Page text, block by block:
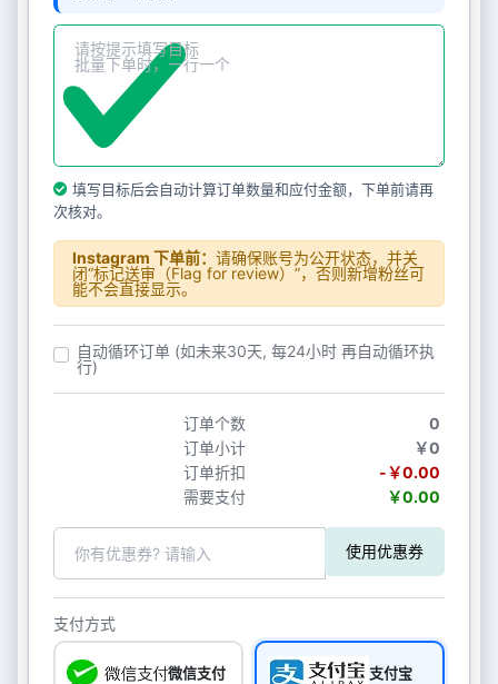
填写目标后会自动计算订单数量和应付金额，下单前请再
次核对。
Instagram 下单前： 请确保账号为公开状态，并关
闭“标记送审（Flag for review）”，否则新增粉丝可
能不会直接显示。
自动循环订单 (如未来30天, 每24小时 再自动循环执
行)
订单个数
0
订单小计
￥0
订单折扣
-￥0.00
需要支付
￥0.00
使用优惠券
支付方式
微信支付 支付宝